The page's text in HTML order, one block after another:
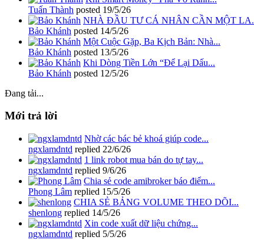
Tuấn Thành posted 19/5/26
NHÀ ĐẦU TƯ CÁ NHÂN CẦN MỘT
Bảo Khánh posted 14/5/26
Một Cuộc Gặp, Ba Kịch Bản: Nhà...
Bảo Khánh posted 13/5/26
Khi Dòng Tiền Lớn “Để Lại Dấu...
Bảo Khánh posted 12/5/26
Đang tải...
Mới trả lời
Nhờ các bác bẻ khoá giúp code...
ngxlamdntd replied 22/6/26
1 link robot mua bán do tự tay...
ngxlamdntd replied 9/6/26
Chia sẻ code amibroker báo điểm...
Phong Lâm replied 15/5/26
CHIA SẺ BẢNG VOLUME THEO DÕI...
shenlong replied 14/5/26
Xin code xuất dữ liệu chứng...
ngxlamdntd replied 5/5/26